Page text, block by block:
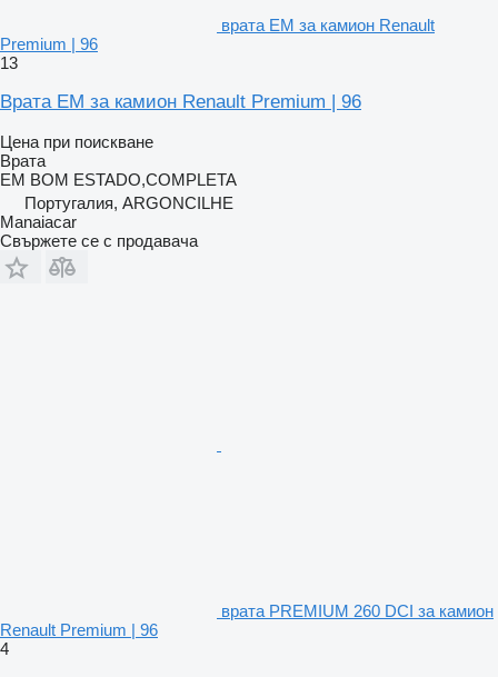
врата EM за камион Renault
Premium | 96
13
Врата EM за камион Renault Premium | 96
Цена при поискване
Врата
EM BOM ESTADO,COMPLETA
Португалия, ARGONCILHE
Manaiacar
Свържете се с продавача
врата PREMIUM 260 DCI за камион
Renault Premium | 96
4